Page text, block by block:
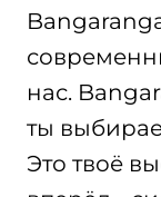
нас.
ты
Это твоё